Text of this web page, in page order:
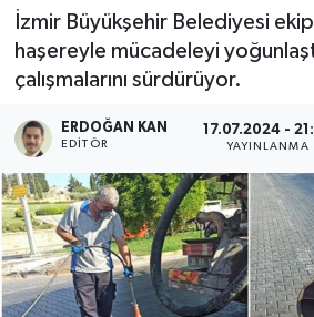
İzmir Büyükşehir Belediyesi
haşereyle mücadeleyi
çalışmalarını sürdürüyor.
ERDOĞAN KAN
EDITÖR
17.07.2024 -
YAYINLANMA
Haber Arşivi